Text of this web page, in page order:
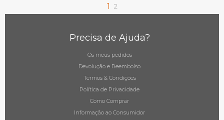
1 2
Precisa de Ajuda?
Os meus pedidos
Devolução e Reembolso
Termos & Condições
Política de Privacidade
Como Comprar
Informação ao Consumidor